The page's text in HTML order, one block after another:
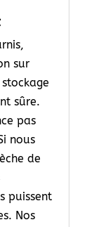
sur
sûre.
pas
nous
de
puissent
Nos